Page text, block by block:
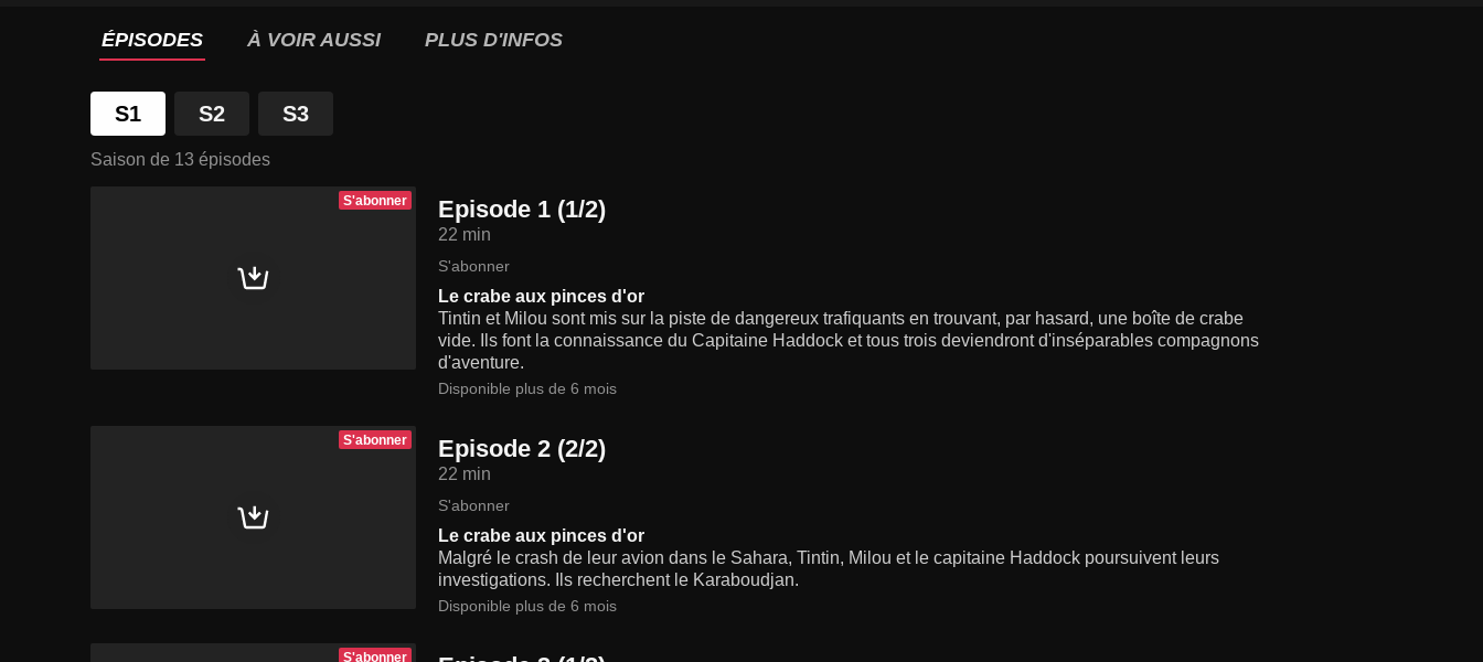
ÉPISODES À VOIR AUSSI PLUS D'INFOS
S1 S2 S3
Saison de 13 épisodes
S'abonner Episode 1 (1/2)
22 min
S'abonner
Le crabe aux pinces d'or
Tintin et Milou sont mis sur la piste de dangereux trafiquants en trouvant, par hasard, une boîte de crabe
vide. Ils font la connaissance du Capitaine Haddock et tous trois deviendront d'inséparables compagnons
d'aventure.
Disponible plus de 6 mois
S'abonner Episode 2 (2/2)
22 min
S'abonner
Le crabe aux pinces d'or
Malgré le crash de leur avion dans le Sahara, Tintin, Milou et le capitaine Haddock poursuivent leurs
investigations. Ils recherchent le Karaboudjan.
Disponible plus de 6 mois
S'abonner